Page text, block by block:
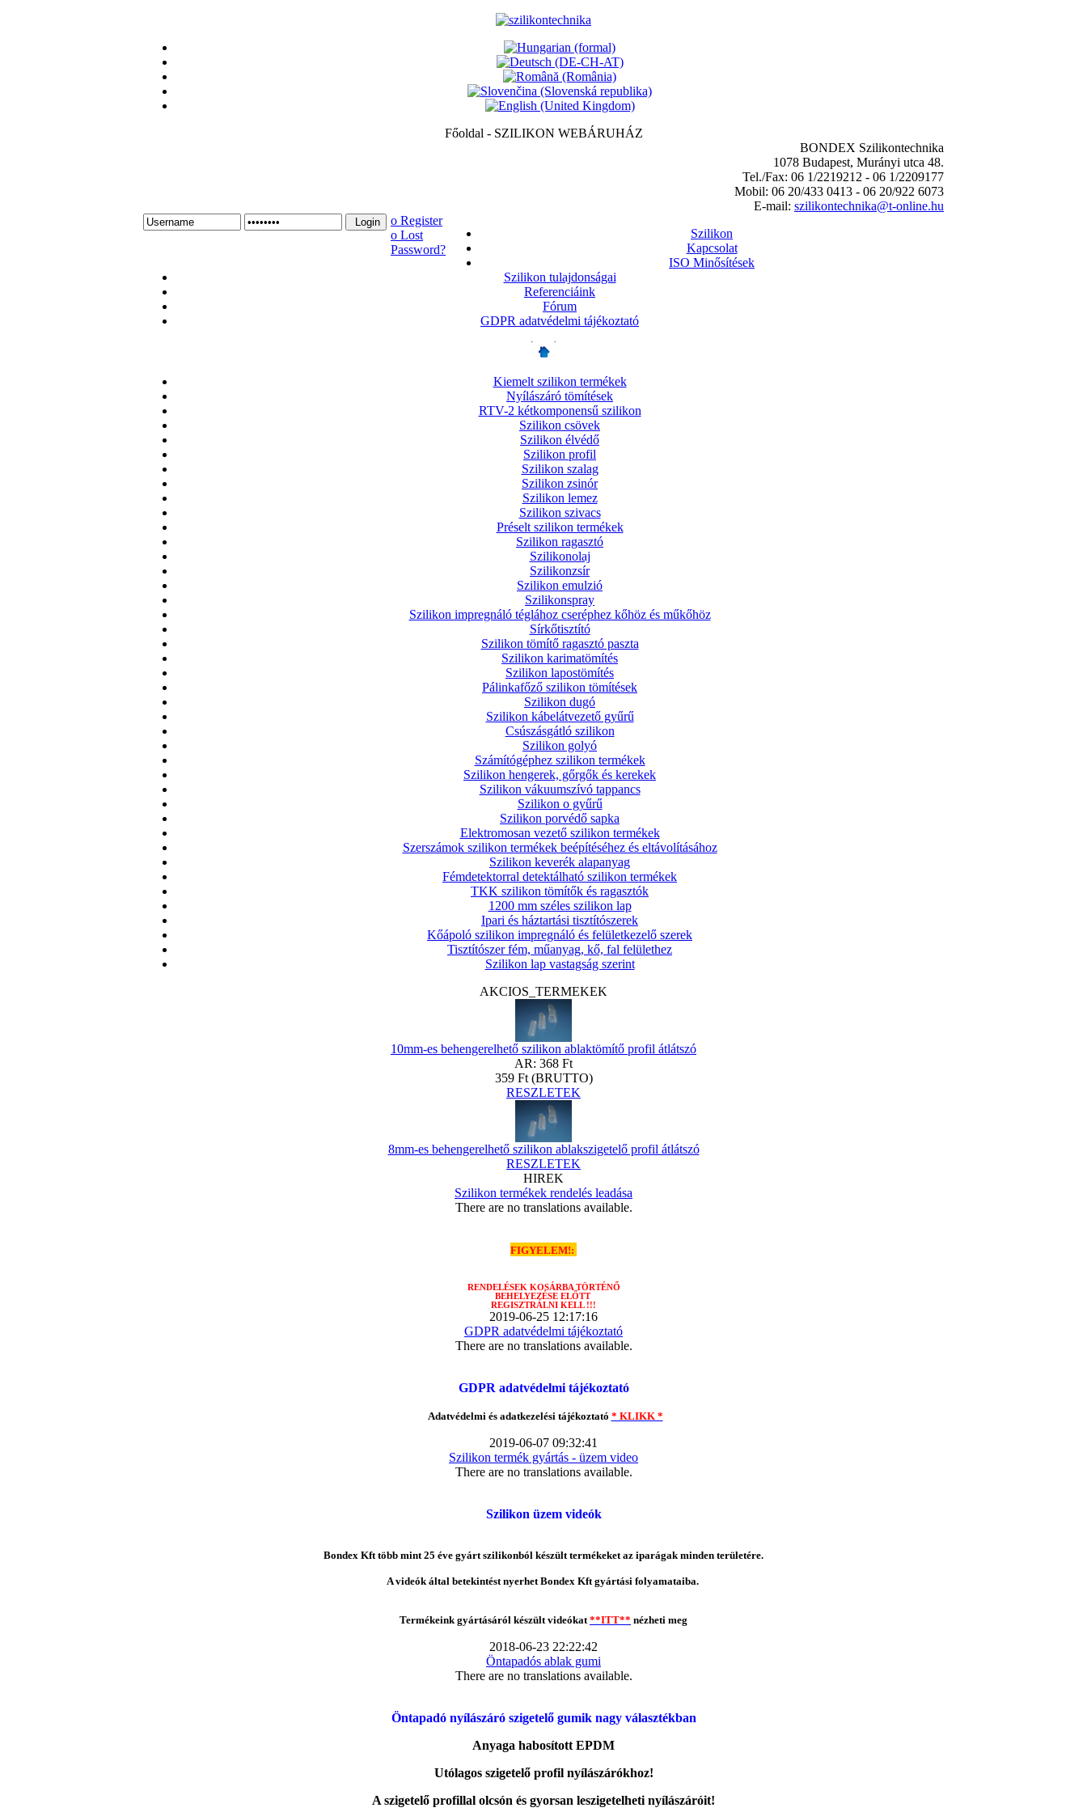
Főoldal - SZILIKON WEBÁRUHÁZ
BONDEX Szilikontechnika
1078 Budapest, Murányi utca 48.
Tel./Fax: 06 1/2219212 - 06 1/2209177
Mobil: 06 20/433 0413 - 06 20/922 6073
E-mail: szilikontechnika@t-online.hu
ο Register
ο Lost
Password?
Szilikon
Kapcsolat
ISO Minősítések
Szilikon tulajdonságai
Referenciáink
Fórum
GDPR adatvédelmi tájékoztató
Kiemelt szilikon termékek
Nyílászáró tömítések
RTV-2 kétkomponensű szilikon
Szilikon csövek
Szilikon élvédő
Szilikon profil
Szilikon szalag
Szilikon zsinór
Szilikon lemez
Szilikon szivacs
Préselt szilikon termékek
Szilikon ragasztó
Szilikonolaj
Szilikonzsír
Szilikon emulzió
Szilikonspray
Szilikon impregnáló téglához cseréphez kőhöz és műkőhöz
Sírkőtisztító
Szilikon tömítő ragasztó paszta
Szilikon karimatömítés
Szilikon lapostömítés
Pálinkafőző szilikon tömítések
Szilikon dugó
Szilikon kábelátvezető gyűrű
Csúszásgátló szilikon
Szilikon golyó
Számítógéphez szilikon termékek
Szilikon hengerek, gőrgők és kerekek
Szilikon vákuumszívó tappancs
Szilikon o gyűrű
Szilikon porvédő sapka
Elektromosan vezető szilikon termékek
Szerszámok szilikon termékek beépítéséhez és eltávolításához
Szilikon keverék alapanyag
Fémdetektorral detektálható szilikon termékek
TKK szilikon tömítők és ragasztók
1200 mm széles szilikon lap
Ipari és háztartási tisztítószerek
Kőápoló szilikon impregnáló és felületkezelő szerek
Tisztítószer fém, műanyag, kő, fal felülethez
Szilikon lap vastagság szerint
AKCIOS_TERMEKEK
10mm-es behengerelhető szilikon ablaktömítő profil átlátszó
AR: 368 Ft
359 Ft (BRUTTO)
RESZLETEK
8mm-es behengerelhető szilikon ablakszigetelő profil átlátszó
RESZLETEK
HIREK
Szilikon termékek rendelés leadása
There are no translations available.
FIGYELEM!:
RENDELÉSEK KOSÁRBA TÖRTÉNŐ
BEHELYEZÉSE ELŐTT
REGISZTRÁLNI KELL !!!
2019-06-25 12:17:16
GDPR adatvédelmi tájékoztató
There are no translations available.
GDPR adatvédelmi tájékoztató
Adatvédelmi és adatkezelési tájékoztató * KLIKK *
2019-06-07 09:32:41
Szilikon termék gyártás - üzem video
There are no translations available.
Szilikon üzem videók
Bondex Kft több mint 25 éve gyárt szilikonból készült termékeket az iparágak minden területére.
A videók által betekintést nyerhet Bondex Kft gyártási folyamataiba.
Termékeink gyártásáról készült videókat**ITT** nézheti meg
2018-06-23 22:22:42
Öntapadós ablak gumi
There are no translations available.
Öntapadó nyílászáró szigetelő gumik nagy választékban
Anyaga habosított EPDM
Utólagos szigetelő profil nyílászárókhoz!
A szigetelő profillal olcsón és gyorsan leszigetelheti nyílászáróit!